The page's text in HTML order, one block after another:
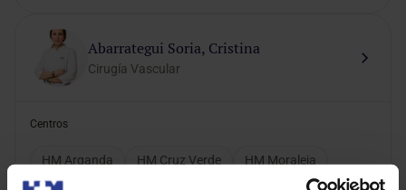
Abarrategui Soria, Cristina
Cirugía Vascular
Centros
HM Arganda HM Cruz Verde
HM Moraleja